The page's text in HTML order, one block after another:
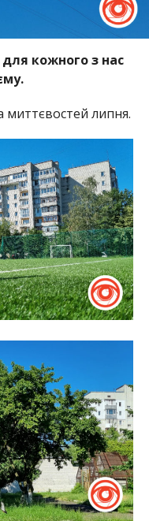
кожного з нас
миттєвостей липня.